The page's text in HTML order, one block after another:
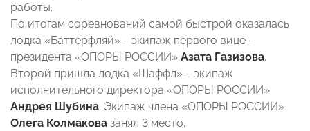
работы.
По итогам соревнований самой быстрой оказалась
лодка «Баттерфляй» - экипаж первого вице-
президента «ОПОРЫ РОССИИ» Азата Газизова.
Второй пришла лодка «Шаффл» - экипаж
исполнительного директора «ОПОРЫ РОССИИ»
Андрея Шубина. Экипаж члена «ОПОРЫ РОССИИ»
Олега Колмакова занял 3 место.